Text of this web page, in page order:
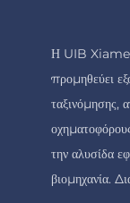
Η UIB Xiamen
προμηθεύει
ταξινόμησης,
την αλυσίδα
βιομηχανία.